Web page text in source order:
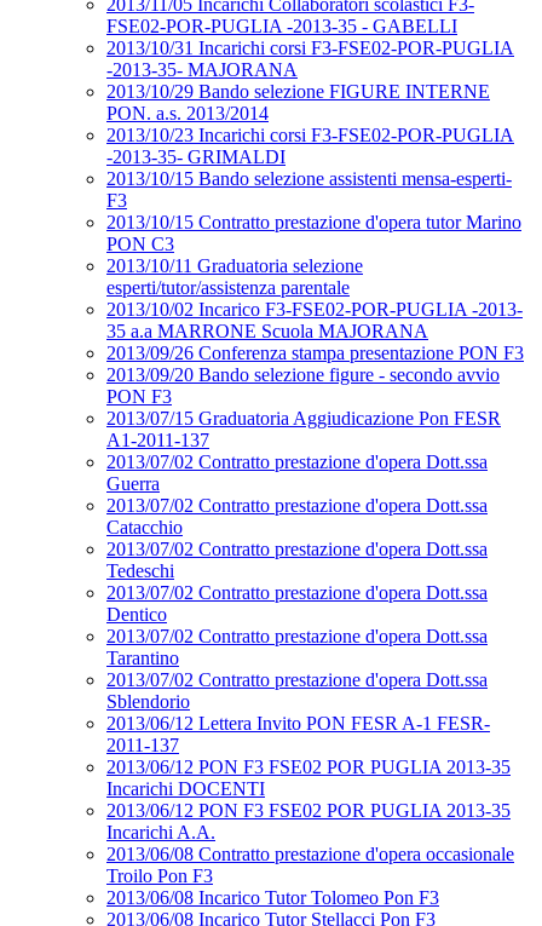
2013/11/05 Incarichi Collaboratori scolastici F3-
FSE02-POR-PUGLIA -2013-35 - GABELLI
2013/10/31 Incarichi corsi F3-FSE02-POR-PUGLIA
-2013-35- MAJORANA
2013/10/29 Bando selezione FIGURE INTERNE
PON. a.s. 2013/2014
2013/10/23 Incarichi corsi F3-FSE02-POR-PUGLIA
-2013-35- GRIMALDI
2013/10/15 Bando selezione assistenti mensa-esperti-
F3
2013/10/15 Contratto prestazione d'opera tutor Marino
PON C3
2013/10/11 Graduatoria selezione
esperti/tutor/assistenza parentale
2013/10/02 Incarico F3-FSE02-POR-PUGLIA -2013-
35 a.a MARRONE Scuola MAJORANA
2013/09/26 Conferenza stampa presentazione PON F3
2013/09/20 Bando selezione figure - secondo avvio
PON F3
2013/07/15 Graduatoria Aggiudicazione Pon FESR
A1-2011-137
2013/07/02 Contratto prestazione d'opera Dott.ssa
Guerra
2013/07/02 Contratto prestazione d'opera Dott.ssa
Catacchio
2013/07/02 Contratto prestazione d'opera Dott.ssa
Tedeschi
2013/07/02 Contratto prestazione d'opera Dott.ssa
Dentico
2013/07/02 Contratto prestazione d'opera Dott.ssa
Tarantino
2013/07/02 Contratto prestazione d'opera Dott.ssa
Sblendorio
2013/06/12 Lettera Invito PON FESR A-1 FESR-
2011-137
2013/06/12 PON F3 FSE02 POR PUGLIA 2013-35
Incarichi DOCENTI
2013/06/12 PON F3 FSE02 POR PUGLIA 2013-35
Incarichi A.A.
2013/06/08 Contratto prestazione d'opera occasionale
Troilo Pon F3
2013/06/08 Incarico Tutor Tolomeo Pon F3
2013/06/08 Incarico Tutor Stellacci Pon F3